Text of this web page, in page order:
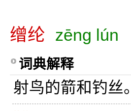
缯纶 zēng lún
词典解释
射鸟的箭和钓丝